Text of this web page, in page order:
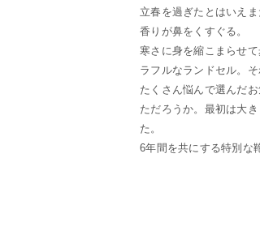
立春を過ぎたとはいえ
香りが鼻をくすぐる。
寒さに身を縮こまらせ
ラフルなランドセル。
たくさん悩んで選んだ
ただろうか。最初は大
た。
6年間を共にする特別な